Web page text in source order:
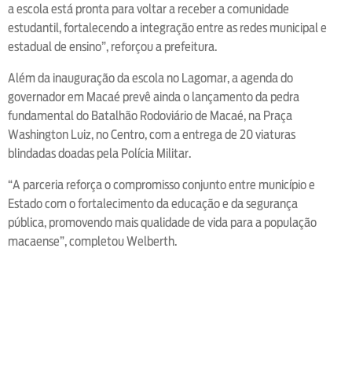
a escola está pronta para voltar a receber a comunidade
estudantil, fortalecendo a integração entre as redes municipal e
estadual de ensino”, reforçou a prefeitura.
Além da inauguração da escola no Lagomar, a agenda do
governador em Macaé prevê ainda o lançamento da pedra
fundamental do Batalhão Rodoviário de Macaé, na Praça
Washington Luiz, no Centro, com a entrega de 20 viaturas
blindadas doadas pela Polícia Militar.
“A parceria reforça o compromisso conjunto entre município e
Estado com o fortalecimento da educação e da segurança
pública, promovendo mais qualidade de vida para a população
macaense”, completou Welberth.